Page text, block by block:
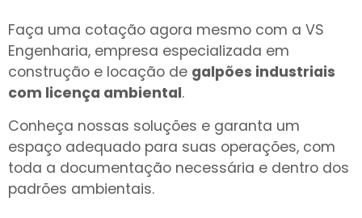
Faça uma cotação agora mesmo com a VS
Engenharia, empresa especializada em
construção e locação de galpões industriais
com licença ambiental.
Conheça nossas soluções e garanta um
espaço adequado para suas operações, com
toda a documentação necessária e dentro dos
padrões ambientais.